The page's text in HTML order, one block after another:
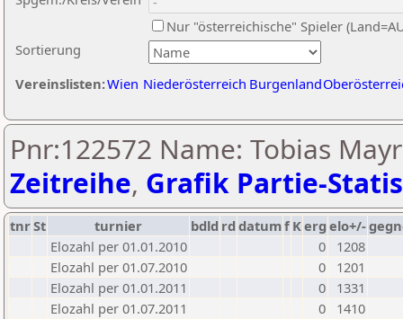
Sortierung
Nur "österreichische" Spieler
Vereinslisten:Wien Niederösterreich Burgenland
Pnr:122572 Name: Tobias
Zeitreihe, Grafik Partie-
tnrSt turnier bdld rd datumf Kerg elo+/-
Elozahl per 01.01.2010
0
1208
Elozahl per 01.07.2010
0
1201
Elozahl per 01.01.2011
0
1331
Elozahl per 01.07.2011
0
1410